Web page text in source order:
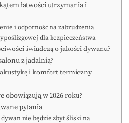
łatwości utrzymania i
i odporność na zabrudzenia
dla bezpieczeństwa
świadczą o jakości dywanu?
z jadalnią?
akustykę i komfort termiczny
obowiązują w 2026 roku?
pytania
dywan nie będzie zbyt śliski na